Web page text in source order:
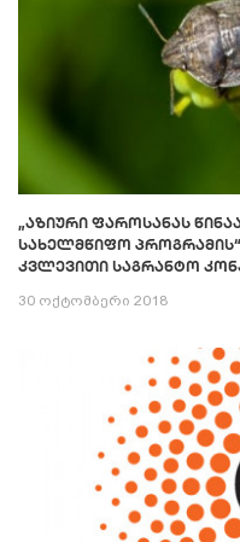
„ᲐᲖᲘᲣᲠᲘ ᲤᲐᲠᲝᲡᲐᲜᲐᲡ
ᲡᲐᲮᲔᲚᲛᲬᲘᲤᲝ
ᲙᲕᲚᲔᲕᲘᲗᲘ ᲡᲐᲒᲠᲐᲜᲢᲝ
30 ოქტომბერი 2018